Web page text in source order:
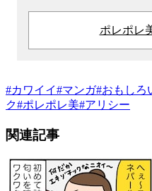
ポレポレ
#カワイイ#マンガ#おもしろ
ク#ポレポレ美#アリシー
関連記事